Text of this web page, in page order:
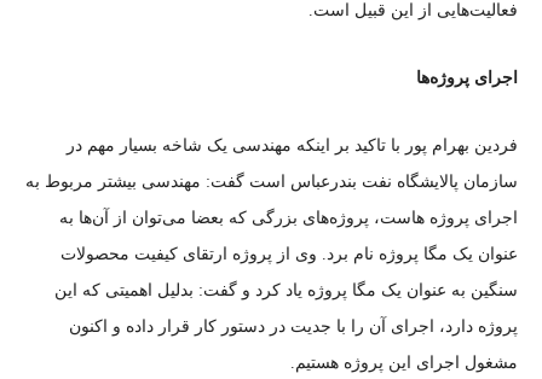
فعالیت‌هایی از این قبیل است.
اجرای پروژه‌ها
فردین بهرام پور با تاکید بر اینکه مهندسی یک شاخه بسیار مهم در
سازمان پالایشگاه نفت بندرعباس است گفت: مهندسی بیشتر مربوط به
اجرای پروژه هاست، پروژه‌های بزرگی که بعضا می‌توان از آن‌ها به
عنوان یک مگا پروژه نام برد. وی از پروژه ارتقای کیفیت محصولات
سنگین به عنوان یک مگا پروژه یاد کرد و گفت: بدلیل اهمیتی که این
پروژه دارد، اجرای آن را با جدیت در دستور کار قرار داده و اکنون
مشغول اجرای این پروژه هستیم.